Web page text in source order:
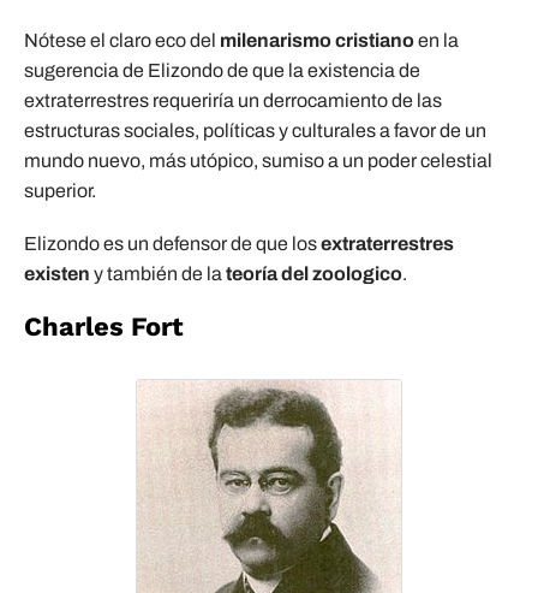
Nótese el claro eco del milenarismo cristianoen la
sugerencia de Elizondo de que la existencia de
extraterrestres requeriría un derrocamiento de las
estructuras sociales, políticas y culturales a favor de un
mundo nuevo, más utópico, sumiso a un poder celestial
superior.
Elizondo es un defensor de que losextraterrestres
existen y también de la teoría del zoologico.
Charles Fort